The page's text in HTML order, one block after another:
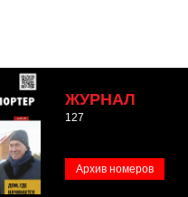
ЖУРНАЛ
127
Архив номеров